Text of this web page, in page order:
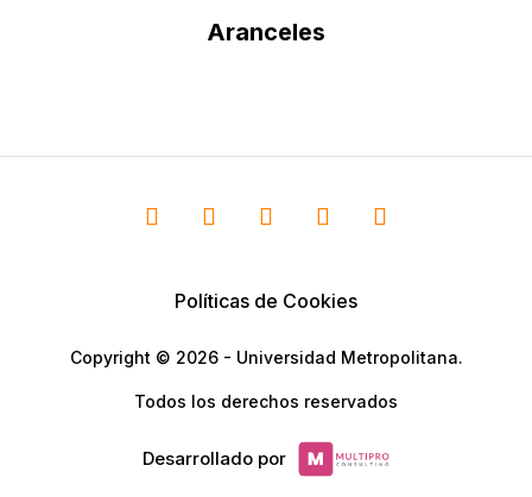
Aranceles
Políticas de Cookies
Copyright © 2026 - Universidad Metropolitana.
Todos los derechos reservados
Desarrollado por